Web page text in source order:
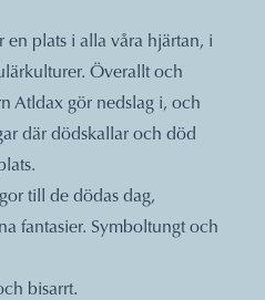
plats i alla våra hjärtan, i
Överallt och
Atldax gör nedslag i, och
där dödskallar och död
till de dödas dag,
fantasier. Symboltungt och
bisarrt.